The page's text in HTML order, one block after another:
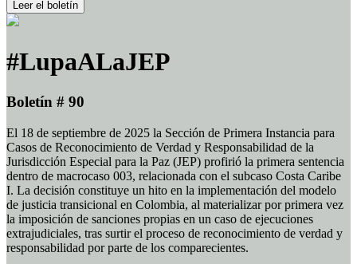
Leer el boletín
#LupaALaJEP
Boletín # 90
El 18 de septiembre de 2025 la Sección de Primera Instancia para
Casos de Reconocimiento de Verdad y Responsabilidad de la
Jurisdicción Especial para la Paz (JEP) profirió la primera sentencia
dentro de macrocaso 003, relacionada con el subcaso Costa Caribe
I. La decisión constituye un hito en la implementación del modelo
de justicia transicional en Colombia, al materializar por primera vez
la imposición de sanciones propias en un caso de ejecuciones
extrajudiciales, tras surtir el proceso de reconocimiento de verdad y
responsabilidad por parte de los comparecientes.